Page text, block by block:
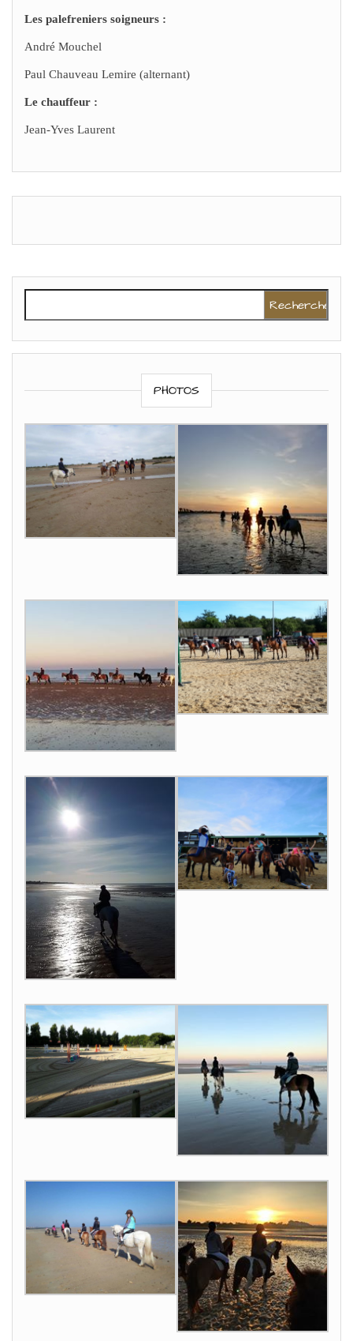
Les palefreniers soigneurs :
André Mouchel
Paul Chauveau Lemire (alternant)
Le chauffeur :
Jean-Yves Laurent
PHOTOS